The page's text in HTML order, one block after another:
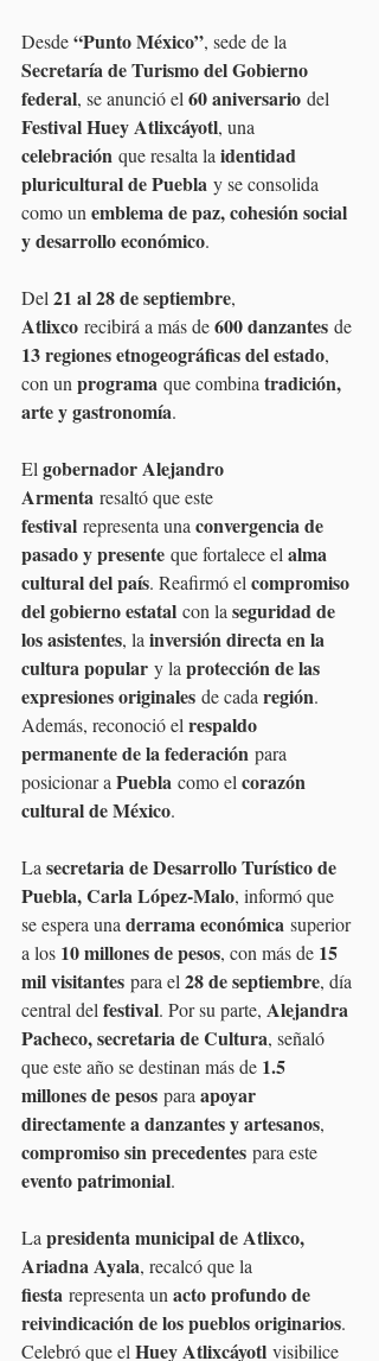
Desde “Punto México”, sede de la
Secretaría de Turismo del Gobierno
federal, se anunció el 60 aniversario del
Festival Huey Atlixcáyotl, una
celebración que resalta la identidad
pluricultural de Puebla y se consolida
como un emblema de paz, cohesión social
y desarrollo económico.
Del 21 al 28 de septiembre,
Atlixco recibirá a más de 600 danzantes de
13 regiones etnogeográficas del estado,
con un programa que combina tradición,
arte y gastronomía.
El gobernador Alejandro
Armenta resaltó que este
festival representa una convergencia de
pasado y presente que fortalece el alma
cultural del país. Reafirmó el compromiso
del gobierno estatal con la seguridad de
los asistentes, la inversión directa en la
cultura popular y la protección de las
expresiones originales de cada región.
Además, reconoció el respaldo
permanente de la federación para
posicionar a Puebla como el corazón
cultural de México.
La secretaria de Desarrollo Turístico de
Puebla, Carla López-Malo, informó que
se espera una derrama económica superior
a los 10 millones de pesos, con más de 15
mil visitantes para el 28 de septiembre, día
central del festival. Por su parte, Alejandra
Pacheco, secretaria de Cultura, señaló
que este año se destinan más de 1.5
millones de pesos para apoyar
directamente a danzantes y artesanos,
compromiso sin precedentes para este
evento patrimonial.
La presidenta municipal de Atlixco,
Ariadna Ayala, recalcó que la
fiesta representa un acto profundo de
reivindicación de los pueblos originarios.
Celebró que el Huey Atlixcáyotl visibilice